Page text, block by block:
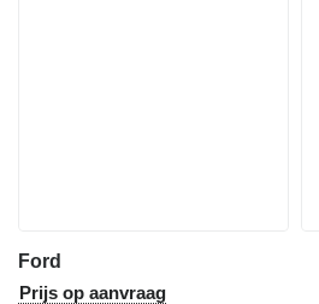
Ford
Prijs op aanvraag